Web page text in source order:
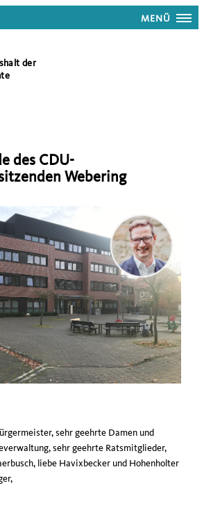
MENÜ
der
des CDU-
Webering
sehr geehrte Damen und
sehr geehrte Ratsmitglieder,
liebe Havixbecker und Hohenholter